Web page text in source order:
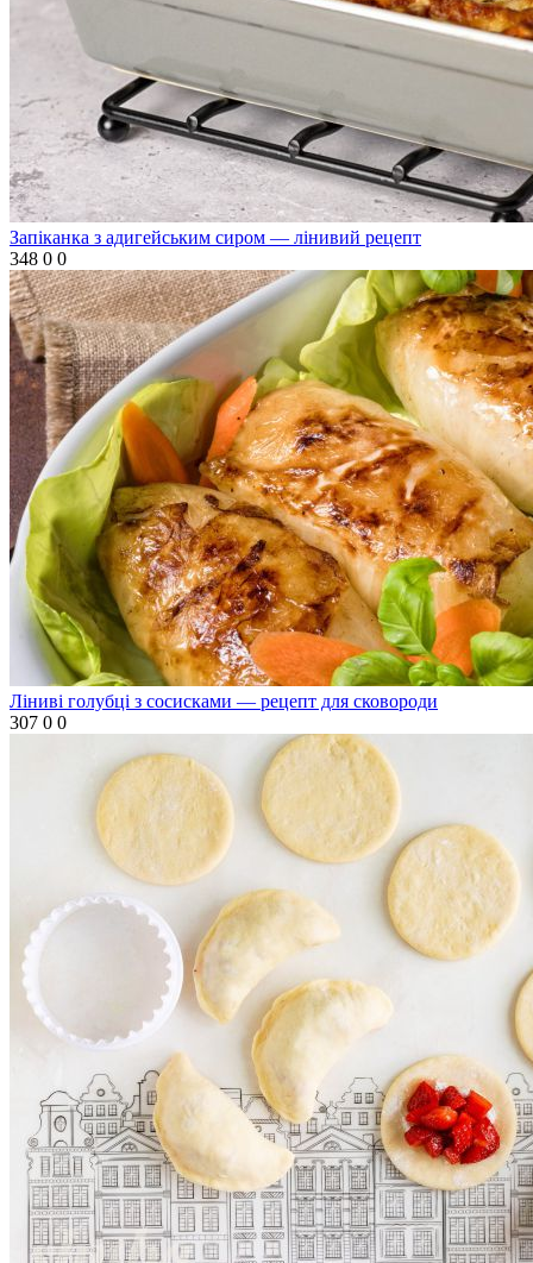
Запіканка з адигейським сиром — лінивий рецепт
348 0 0
Ліниві голубці з сосисками — рецепт для сковороди
307 0 0